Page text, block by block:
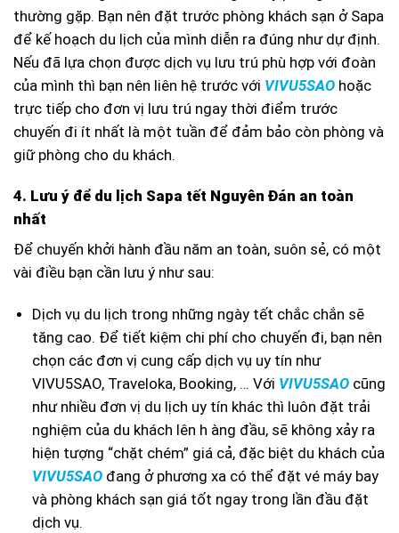
thường gặp. Bạn nên đặt trước phòng khách sạn ở Sapa
để kế hoạch du lịch của mình diễn ra đúng như dự định.
Nếu đã lựa chọn được dịch vụ lưu trú phù hợp với đoàn
của mình thì bạn nên liên hệ trước với VIVU5SAO hoặc
trực tiếp cho đơn vị lưu trú ngay thời điểm trước
chuyến đi ít nhất là một tuần để đảm bảo còn phòng và
giữ phòng cho du khách.
4. Lưu ý để du lịch Sapa tết Nguyên Đán an toàn
nhất
Để chuyến khởi hành đầu năm an toàn, suôn sẻ, có một
vài điều bạn cần lưu ý như sau:
Dịch vụ du lịch trong những ngày tết chắc chắn sẽ
tăng cao. Để tiết kiệm chi phí cho chuyến đi, bạn nên
chọn các đơn vị cung cấp dịch vụ uy tín như
VIVU5SAO, Traveloka, Booking, … Với VIVU5SAOcũng
như nhiều đơn vị du lịch uy tín khác thì luôn đặt trải
nghiệm của du khách lên h àng đầu, sẽ không xảy ra
hiện tượng “chặt chém” giá cả, đặc biệt du khách của
VIVU5SAOđang ở phương xa có thể đặt vé máy bay
và phòng khách sạn giá tốt ngay trong lần đầu đặt
dịch vụ.